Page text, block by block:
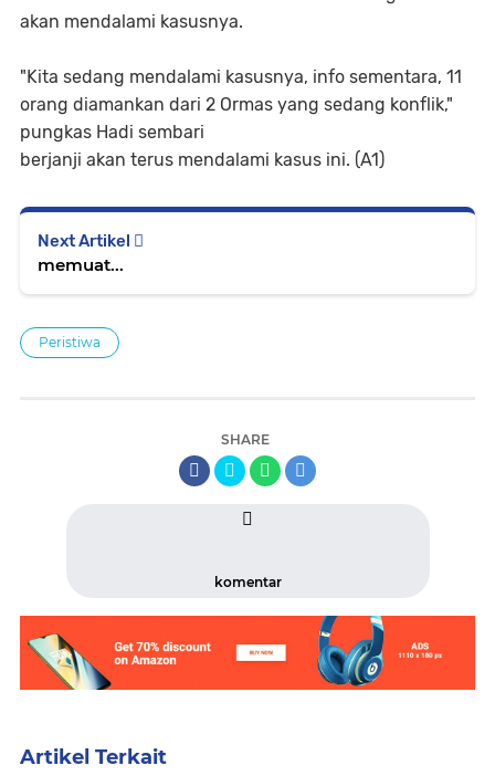
akan mendalami kasusnya.
"Kita sedang mendalami kasusnya, info sementara, 11
orang diamankan dari 2 Ormas yang sedang konflik,"
pungkas Hadi sembari
berjanji akan terus mendalami kasus ini. (A1)
Next Artikel
memuat...
Peristiwa
SHARE
komentar
Artikel Terkait